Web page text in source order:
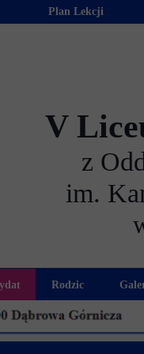
Rodzic
Harmonogram
dla
V
z
im.
Plan Lekcji